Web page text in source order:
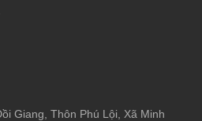
Giang, Thôn Phú Lội, Xã Minh